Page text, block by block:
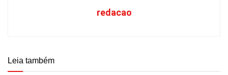
redacao
Leia também